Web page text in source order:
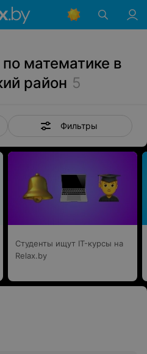
математике в
район 5
Фильтры
Студенты ищут IT-курсы на
Relax.by